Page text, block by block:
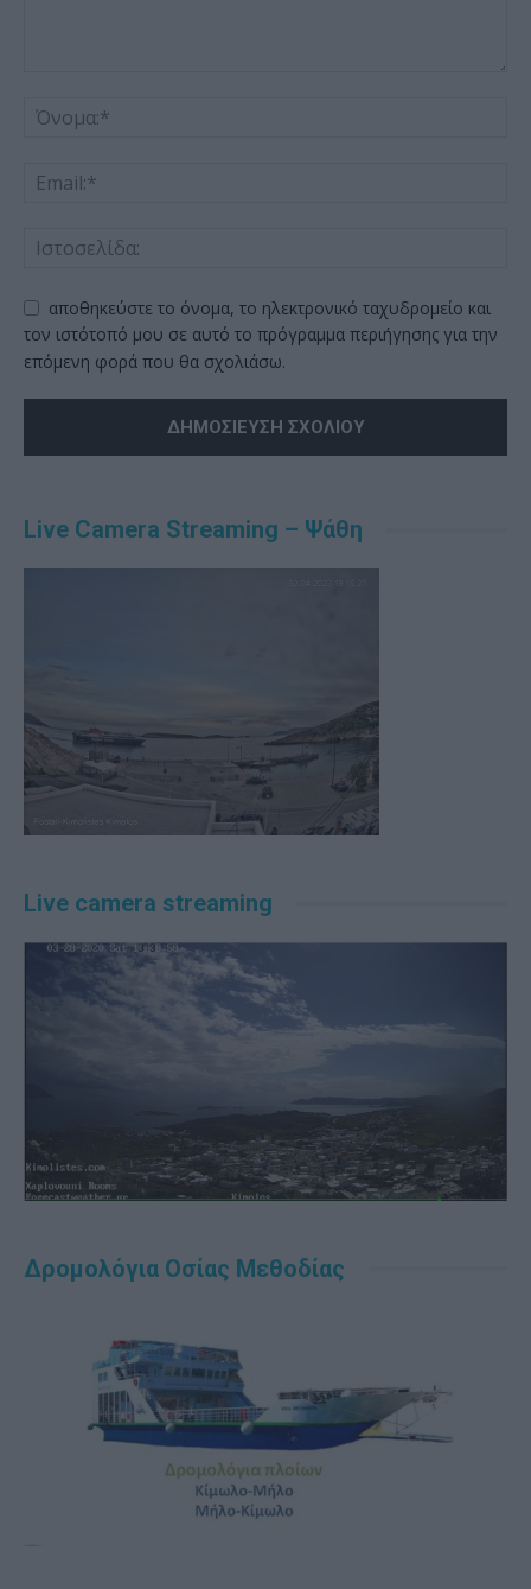
αποθηκεύστε το όνομα, το ηλεκτρονικό ταχυδρομείο και
τον ιστότοπό μου σε αυτό το πρόγραμμα περιήγησης για την
επόμενη φορά που θα σχολιάσω.
Live Camera Streaming – Ψάθη
Live camera streaming
Δρομολόγια Οσίας Μεθοδίας